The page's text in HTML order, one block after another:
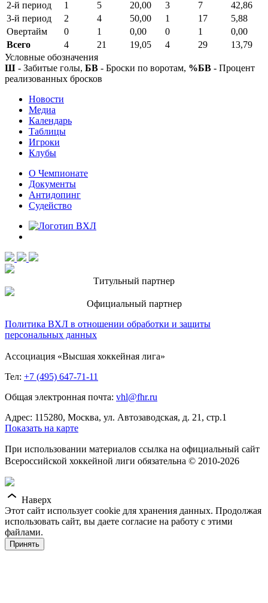
2-й период
1 5 20,00 3 7
42,86
3-й период
2 4 50,00 1 17
5,88
Овертайм
0 1 0,00 0 1
0,00
Всего
4 21 19,05 4 29
13,79
Условные обозначения
Ш - Забитые голы, БВ - Броски по воротам, %БВ - Процент
реализованных бросков
Новости
Медиа
Календарь
Таблицы
Игроки
Клубы
О Чемпионате
Документы
Антидопинг
Судейство
Титульный партнер
Официальный партнер
Политика ВХЛ в отношении обработки и защиты
персональных данных
Ассоциация «Высшая хоккейная лига»
Тел: +7 (495) 647-71-11
Общая электронная почта: vhl@fhr.ru
Адрес: 115280, Москва, ул. Автозаводская, д. 21, стр.1
Показать на карте
При использовании материалов ссылка на официальный сайт
Всероссийской хоккейной лиги обязательна © 2010-2026
Наверх
Этот сайт использует cookie для хранения данных. Продолжая
использовать сайт, вы даете согласие на работу с этими
файлами.
Принять